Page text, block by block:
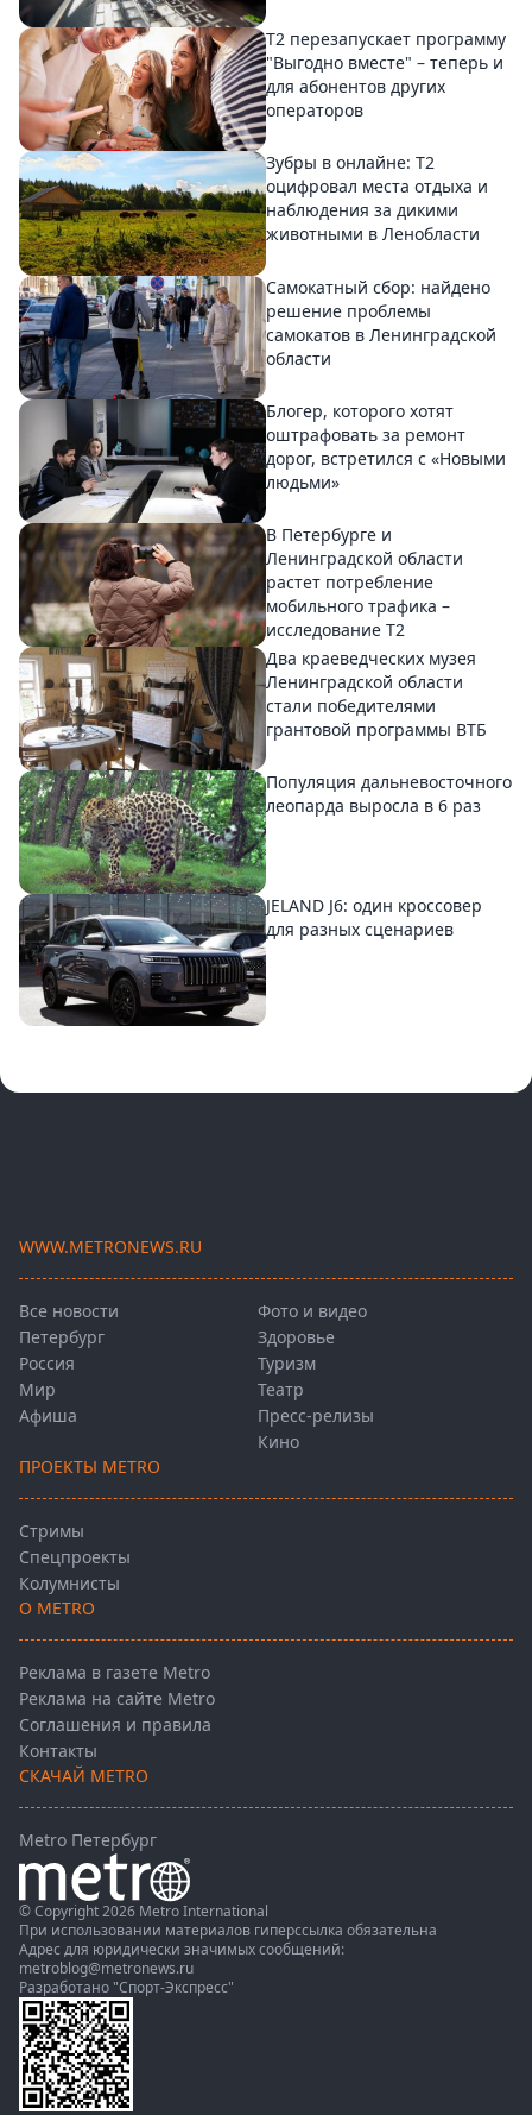
Т2 перезапускает программу
"Выгодно вместе" – теперь и
для абонентов других
операторов
Зубры в онлайне: Т2
оцифровал места отдыха и
наблюдения за дикими
животными в Ленобласти
Самокатный сбор: найдено
решение проблемы
самокатов в Ленинградской
области
Блогер, которого хотят
оштрафовать за ремонт
дорог, встретился с «Новыми
людьми»
В Петербурге и
Ленинградской области
растет потребление
мобильного трафика –
исследование T2
Два краеведческих музея
Ленинградской области
стали победителями
грантовой программы ВТБ
Популяция дальневосточного
леопарда выросла в 6 раз
JELAND J6: один кроссовер
для разных сценариев
WWW.METRONEWS.RU
Все новости
Петербург
Россия
Мир
Афиша
Фото и видео
Здоровье
Туризм
Театр
Пресс-релизы
Кино
ПРОЕКТЫ METRO
Стримы
Спецпроекты
Колумнисты
О METRO
Реклама в газете Metro
Реклама на сайте Metro
Соглашения и правила
Контакты
СКАЧАЙ METRO
Metro Петербург
© Copyright 2026 Metro International
При использовании материалов гиперссылка обязательна
Адрес для юридически значимых сообщений:
metroblog@metronews.ru
Разработано "Спорт-Экспресс"